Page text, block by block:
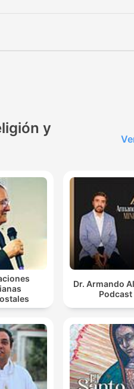
y
Dr. Armando
Podcast